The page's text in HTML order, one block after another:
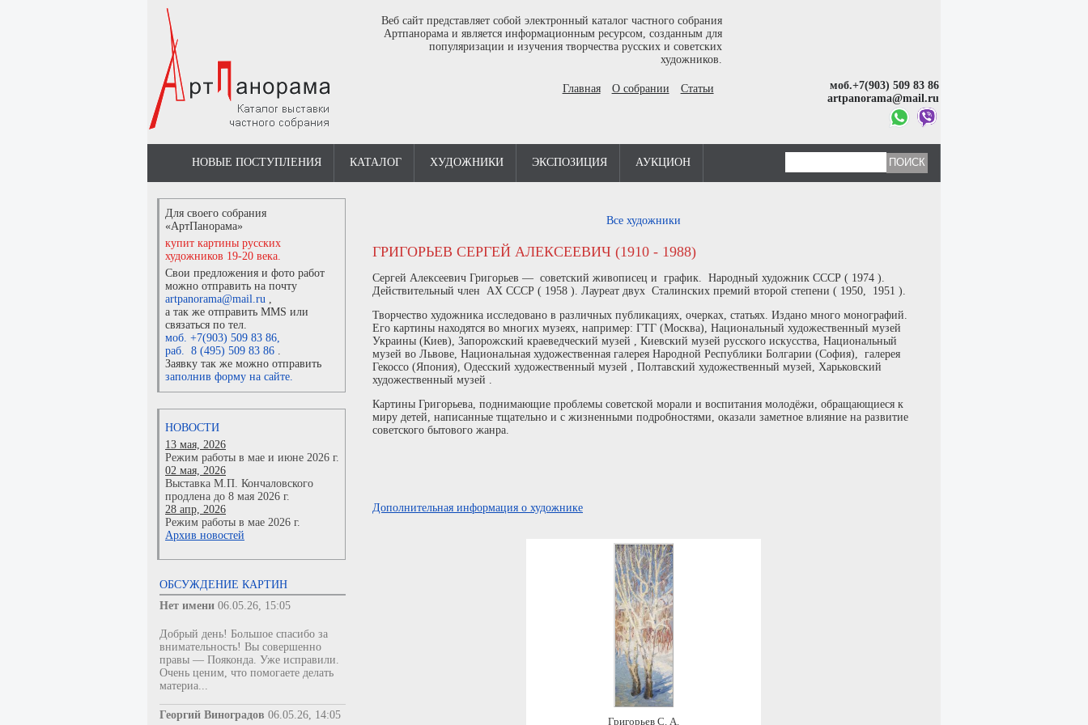
Веб сайт представляет собой электронный каталог частного собрания
Артпанорама и является информационным ресурсом, созданным для
популяризации и изучения творчества русских и советских
художников.
Главная О собрании Статьи
моб.+7(903) 509 83 86
artpanorama@mail.ru
НОВЫЕ ПОСТУПЛЕНИЯ КАТАЛОГ ХУДОЖНИКИ ЭКСПОЗИЦИЯ АУКЦИОН
Для своего собрания
«АртПанорама»
купит картины русских
художников 19-20 века.
Свои предложения и фото работ
можно отправить на почту
artpanorama@mail.ru ,
а так же отправить MMS или
связаться по тел.
моб. +7(903) 509 83 86,
раб. 8 (495) 509 83 86 .
Заявку так же можно отправить
заполнив форму на сайте.
НОВОСТИ
13 мая, 2026
Режим работы в мае и июне 2026 г.
02 мая, 2026
Выставка М.П. Кончаловского
продлена до 8 мая 2026 г.
28 апр, 2026
Режим работы в мае 2026 г.
Архив новостей
ОБСУЖДЕНИЕ КАРТИН
Нет имени 06.05.26, 15:05
Добрый день! Большое спасибо за
внимательность! Вы совершенно
правы — Пояконда. Уже исправили.
Очень ценим, что помогаете делать
материа...
Георгий Виноградов 06.05.26, 14:05
Все художники
ГРИГОРЬЕВ СЕРГЕЙ АЛЕКСЕЕВИЧ (1910 - 1988)
Сергей Алексеевич Григорьев — советский живописец и график. Народный художник СССР ( 1974 ).
Действительный член АХ СССР ( 1958 ). Лауреат двух Сталинских премий второй степени ( 1950, 1951 ).
Творчество художника исследовано в различных публикациях, очерках, статьях. Издано много монографий.
Его картины находятся во многих музеях, например: ГТГ (Москва), Национальный художественный музей
Украины (Киев), Запорожский краеведческий музей , Киевский музей русского искусства, Национальный
музей во Львове, Национальная художественная галерея Народной Республики Болгарии (София), галерея
Гекоссо (Япония), Одесский художественный музей , Полтавский художественный музей, Харьковский
художественный музей .
Картины Григорьева, поднимающие проблемы советской морали и воспитания молодёжи, обращающиеся к
миру детей, написанные тщательно и с жизненными подробностями, оказали заметное влияние на развитие
советского бытового жанра.
Дополнительная информация о художнике
Григорьев С. А.